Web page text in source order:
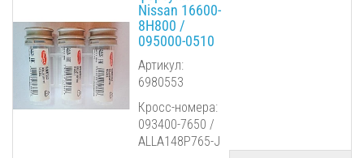
Nissan 16600-
8H800 /
095000-0510
Артикул:
6980553
Кросс-номера:
093400-7650 /
ALLA148P765-J